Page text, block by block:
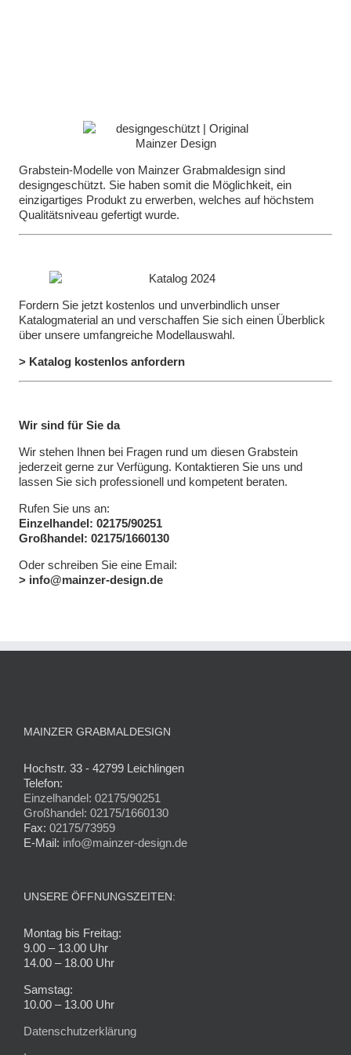
Grabstein-Modelle von Mainzer Grabmaldesign sind
designgeschützt. Sie haben somit die Möglichkeit, ein
einzigartiges Produkt zu erwerben, welches auf höchstem
Qualitätsniveau gefertigt wurde.
Fordern Sie jetzt kostenlos und unverbindlich unser
Katalogmaterial an und verschaffen Sie sich einen Überblick
über unsere umfangreiche Modellauswahl.
> Katalog kostenlos anfordern
Wir sind für Sie da
Wir stehen Ihnen bei Fragen rund um diesen Grabstein
jederzeit gerne zur Verfügung. Kontaktieren Sie uns und
lassen Sie sich professionell und kompetent beraten.
Rufen Sie uns an:
Einzelhandel: 02175/90251
Großhandel: 02175/1660130
Oder schreiben Sie eine Email:
> info@mainzer-design.de
MAINZER GRABMALDESIGN
Hochstr. 33 - 42799 Leichlingen
Telefon:
Einzelhandel: 02175/90251
Großhandel: 02175/1660130
Fax: 02175/73959
E-Mail: info@mainzer-design.de
UNSERE ÖFFNUNGSZEITEN:
Montag bis Freitag:
9.00 – 13.00 Uhr
14.00 – 18.00 Uhr
Samstag:
10.00 – 13.00 Uhr
Datenschutzerklärung